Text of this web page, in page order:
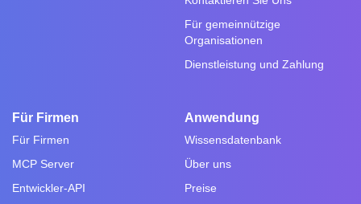
Für gemeinnützige
Organisationen
Dienstleistung und Zahlung
Für Firmen
Für Firmen
MCP Server
Entwickler-API
Anwendung
Wissensdatenbank
Über uns
Preise